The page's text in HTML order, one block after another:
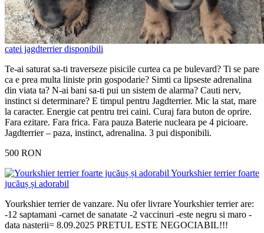
catei jagdterrier disponibili
Te-ai saturat sa-ti traverseze pisicile curtea ca pe bulevard? Ti se pare
ca e prea multa liniste prin gospodarie? Simti ca lipseste adrenalina
din viata ta? N-ai bani sa-ti pui un sistem de alarma? Cauti nerv,
instinct si determinare? E timpul pentru Jagdterrier. Mic la stat, mare
la caracter. Energie cat pentru trei caini. Curaj fara buton de oprire.
Fara ezitare. Fara frica. Fara pauza Baterie nucleara pe 4 picioare.
Jagdterrier – paza, instinct, adrenalina. 3 pui disponibili.
500 RON
Yourkshier terrier foarte
jucăuș și adorabil
Yourkshier terrier de vanzare. Nu ofer livrare Yourkshier terrier are:
-12 saptamani -carnet de sanatate -2 vaccinuri -este negru si maro -
data nasterii= 8.09.2025 PRETUL ESTE NEGOCIABIL!!!